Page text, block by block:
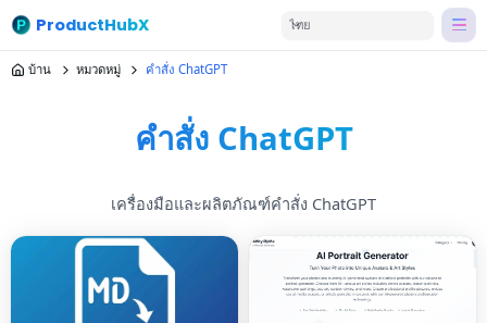
ProductHubX ไทย
บ้าน หมวดหมู่ คำสั่ง ChatGPT
คำสั่ง ChatGPT
เครื่องมือและผลิตภัณฑ์คำสั่ง ChatGPT